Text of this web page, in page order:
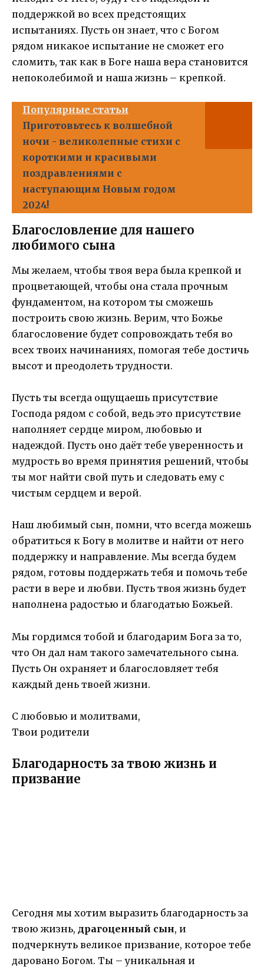
поддержкой во всех предстоящих
испытаниях. Пусть он знает, что с Богом
рядом никакое испытание не сможет его
сломить, так как в Боге наша вера становится
непоколебимой и наша жизнь – крепкой.
Популярные статьи
Приготовьтесь к волшебной
ночи - великолепные стихи с
короткими и красивыми
поздравлениями с
наступающим Новым годом
2024!
Благословление для нашего
любимого сына
Мы желаем, чтобы твоя вера была крепкой и
процветающей, чтобы она стала прочным
фундаментом, на котором ты сможешь
построить свою жизнь. Верим, что Божье
благословение будет сопровождать тебя во
всех твоих начинаниях, помогая тебе достичь
высот и преодолеть трудности.
Пусть ты всегда ощущаешь присутствие
Господа рядом с собой, ведь это присутствие
наполняет сердце миром, любовью и
надеждой. Пусть оно даёт тебе уверенность и
мудрость во время принятия решений, чтобы
ты мог найти свой путь и следовать ему с
чистым сердцем и верой.
Наш любимый сын, помни, что всегда можешь
обратиться к Богу в молитве и найти от него
поддержку и направление. Мы всегда будем
рядом, готовы поддержать тебя и помочь тебе
расти в вере и любви. Пусть твоя жизнь будет
наполнена радостью и благодатью Божьей.
Мы гордимся тобой и благодарим Бога за то,
что Он дал нам такого замечательного сына.
Пусть Он охраняет и благословляет тебя
каждый день твоей жизни.
С любовью и молитвами,
Твои родители
Благодарность за твою жизнь и
призвание
Сегодня мы хотим выразить благодарность за
твою жизнь, драгоценный сын, и
подчеркнуть великое призвание, которое тебе
даровано Богом. Ты – уникальная и